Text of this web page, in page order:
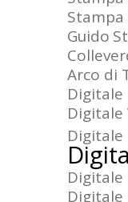
Guido
Arco di
Digitale
Digitale
Digitale
Digitale